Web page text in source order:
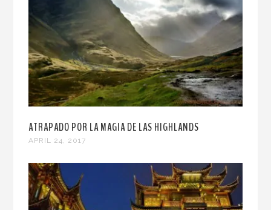
ATRAPADO POR LA MAGIA DE LAS HIGHLANDS
APRIL 24, 2017